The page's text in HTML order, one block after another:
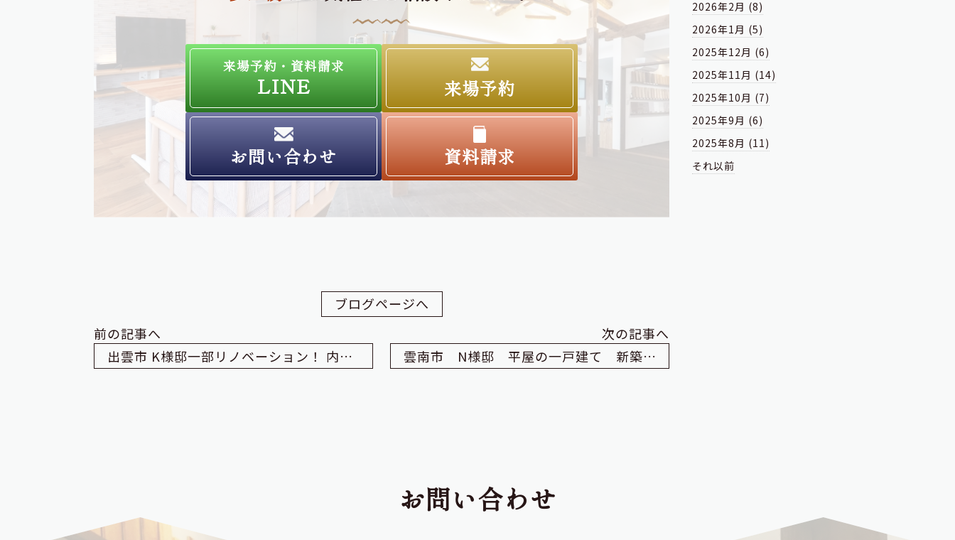
来場予約・資料請求
LINE 来場予約
お問い合わせ 資料請求
ブログページへ
前の記事へ
出雲市 K様邸一部リノベーション！ 内装編
次の記事へ
雲南市 N様邸 平屋の一戸建て 新築工事
2026年2月 (8)
2026年1月 (5)
2025年12月 (6)
2025年11月 (14)
2025年10月 (7)
2025年9月 (6)
2025年8月 (11)
それ以前
お問い合わせ